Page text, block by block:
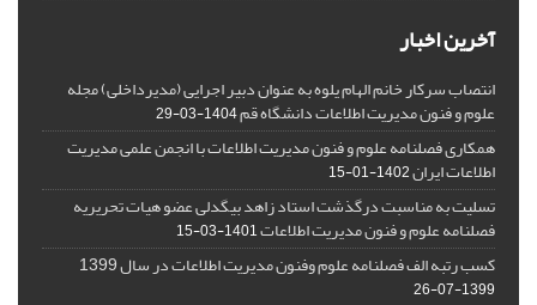
آخرین اخبار
انتصاب سرکار خانم الهام یلوه به عنوان دبیر اجرایی (مدیرداخلی) مجله
علوم و فنون مدیریت اطلاعات دانشگاه قم1404-03-29
همکاری فصلنامه علوم و فنون مدیریت اطلاعات با انجمن علمی مدیریت
اطلاعات ایران1402-01-15
تسلیت به مناسبت درگذشت استاد زاهد بیگدلی عضو هیات تحریریه
فصلنامه علوم و فنون مدیریت اطلاعات1401-03-15
کسب رتبه الف فصلنامه علوم وفنون مدیریت اطلاعات در سال 1399
1399-07-26